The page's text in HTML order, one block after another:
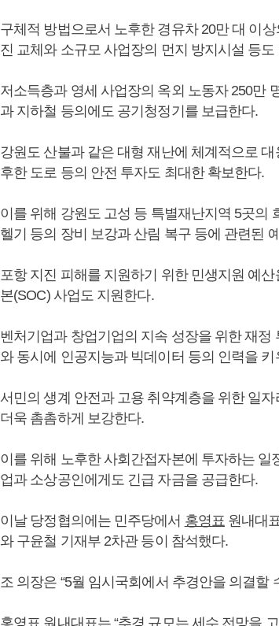
구체적 방법으로서 노후한 경유차 20만 대 이
진 교체와 소규모 사업장의 먼지 방지시설 등도
저소득층과 영세 사업장의 옥외 노동자 250만
과 지하철 등의에도 공기청정기를 보급한다.
강원도 산불과 같은 대형 재난에 체계적으로
후한 도로 등의 안전 투자도 최대한 확보한다.
이를 위해 강원도 고성 등 특별재난지역 5곳의
헬기 등의 장비 보강과 산림 복구 등에 관련된
포항 지진 피해를 지원하기 위한 민생지원 예
본(SOC) 사업도 지원한다.
벤처기업과 창업기업의 지속 성장을 위한 재
와 동시에 인공지능과 빅데이터 등의 인력을
서민의 생계 안전과 고용 취약계층을 위한 일
더욱 촘촘하게 보강한다.
이를 위해 노후한 사회간접자본에 투자하는 일
업과 소상공인에게도 긴급 자금을 공급한다.
이날 당정협의에는 민주당에서 홍영표 원내대
와 구윤철 기재부 2차관 등이 참석했다.
조 의장은 “5월 임시국회에서 추경안을 의결할
홍영표 원내대표는 “추경 규모는 세수 전망을